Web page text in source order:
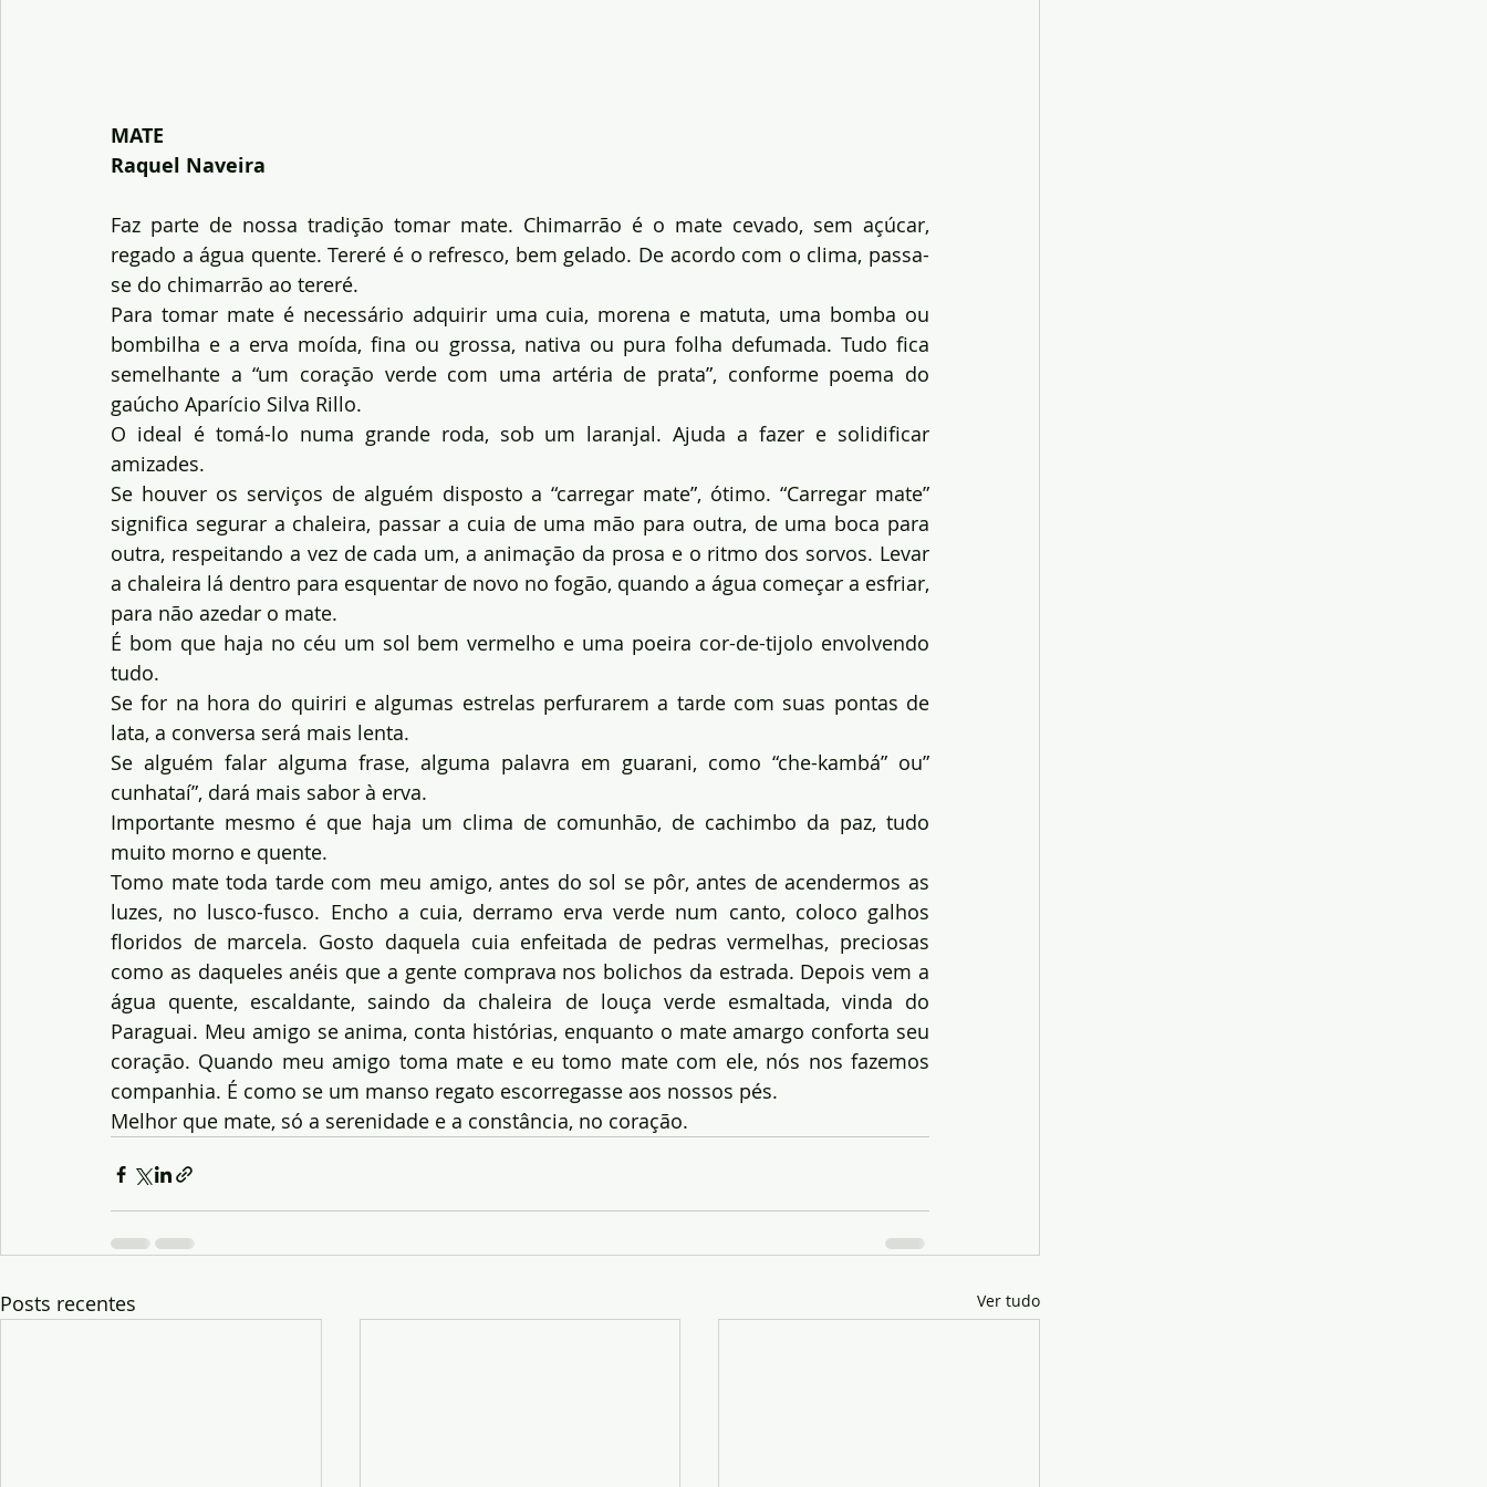
MATE
Raquel Naveira
Faz parte de nossa tradição tomar mate. Chimarrão é o mate cevado, sem açúcar,
regado a água quente. Tereré é o refresco, bem gelado. De acordo com o clima, passa-
se do chimarrão ao tereré.
Para tomar mate é necessário adquirir uma cuia, morena e matuta, uma bomba ou
bombilha e a erva moída, fina ou grossa, nativa ou pura folha defumada. Tudo fica
semelhante a “um coração verde com uma artéria de prata”, conforme poema do
gaúcho Aparício Silva Rillo.
O ideal é tomá-lo numa grande roda, sob um laranjal. Ajuda a fazer e solidificar
amizades.
Se houver os serviços de alguém disposto a “carregar mate”, ótimo. “Carregar mate”
significa segurar a chaleira, passar a cuia de uma mão para outra, de uma boca para
outra, respeitando a vez de cada um, a animação da prosa e o ritmo dos sorvos. Levar
a chaleira lá dentro para esquentar de novo no fogão, quando a água começar a esfriar,
para não azedar o mate.
É bom que haja no céu um sol bem vermelho e uma poeira cor-de-tijolo envolvendo
tudo.
Se for na hora do quiriri e algumas estrelas perfurarem a tarde com suas pontas de
lata, a conversa será mais lenta.
Se alguém falar alguma frase, alguma palavra em guarani, como “che-kambá” ou”
cunhataí”, dará mais sabor à erva.
Importante mesmo é que haja um clima de comunhão, de cachimbo da paz, tudo
muito morno e quente.
Tomo mate toda tarde com meu amigo, antes do sol se pôr, antes de acendermos as
luzes, no lusco-fusco. Encho a cuia, derramo erva verde num canto, coloco galhos
floridos de marcela. Gosto daquela cuia enfeitada de pedras vermelhas, preciosas
como as daqueles anéis que a gente comprava nos bolichos da estrada. Depois vem a
água quente, escaldante, saindo da chaleira de louça verde esmaltada, vinda do
Paraguai. Meu amigo se anima, conta histórias, enquanto o mate amargo conforta seu
coração. Quando meu amigo toma mate e eu tomo mate com ele, nós nos fazemos
companhia. É como se um manso regato escorregasse aos nossos pés.
Melhor que mate, só a serenidade e a constância, no coração.
Posts recentes Ver tudo